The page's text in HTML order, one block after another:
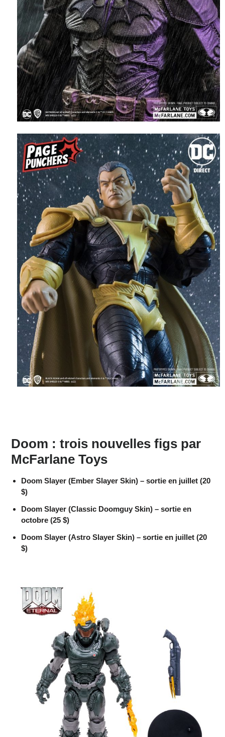
Doom : trois nouvelles figs par
McFarlane Toys
Doom Slayer (Ember Slayer Skin) – sortie en juillet (20
$)
Doom Slayer (Classic Doomguy Skin) – sortie en
octobre (25 $)
Doom Slayer (Astro Slayer Skin) – sortie en juillet (20
$)